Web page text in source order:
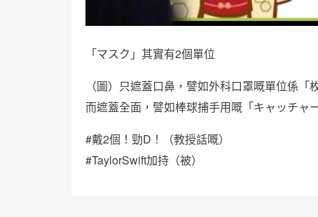
「マスク」其實有2個單位
（圖）只遮蓋口鼻，譬如外科口罩嘅單位係「枚
而遮蓋全面，譬如棒球捕手用嘅「キャッチャ
#戴2個！勁D！（教授話嘅）
#TaylorSwift加持（被）